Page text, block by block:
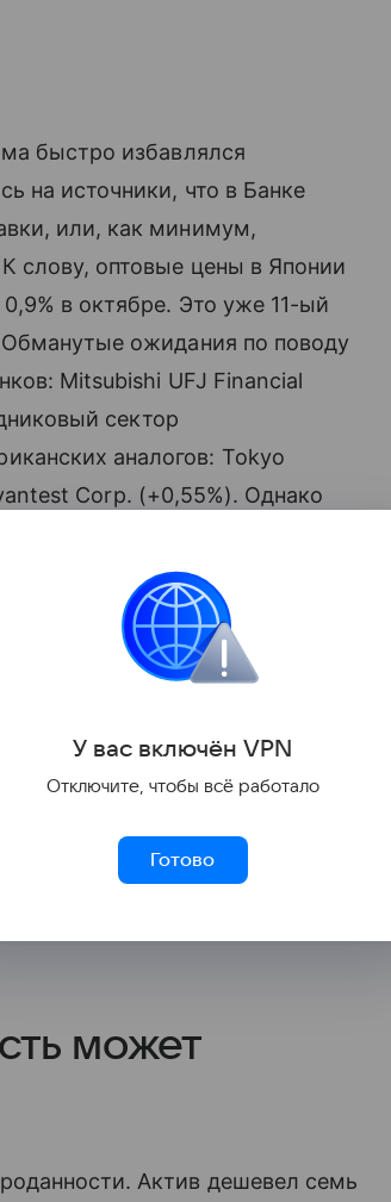
быстро избавлялся
на источники, что в Банке
или, как минимум,
слову, оптовые цены в Японии
в октябре. Это уже 11-ый
ожидания по поводу
Mitsubishi UFJ Financial
сектор
аналогов: Tokyo
Corp. (+0,55%). Однако
на торгах во вторник она
сыграло роль фактора
(-0,7%), Honda Motor
может
Актив дешевел семь
У вас включён VPN
Отключите, чтобы всё работало
Готово